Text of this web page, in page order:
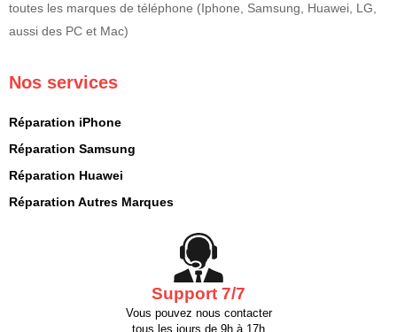
toutes les marques de téléphone (Iphone, Samsung, Huawei, LG,
aussi des PC et Mac)
Nos services
Réparation iPhone
Réparation Samsung
Réparation Huawei
Réparation Autres Marques
Support 7/7
Vous pouvez nous contacter
tous les jours de 9h à 17h